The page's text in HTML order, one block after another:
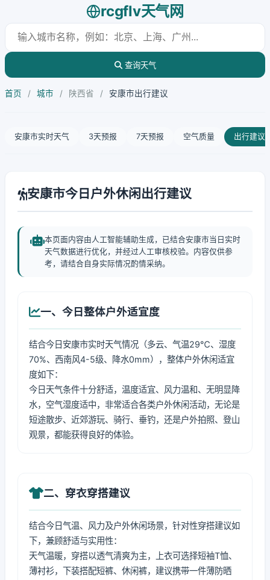
rcgflv天气网
查询天气
首页 / 城市 / 陕西省 / 安康市出行建议
安康市实时天气 3天预报 7天预报 空气质量 出行建议
安康市今日户外休闲出行建议
本页面内容由人工智能辅助生成，已结合安康市当日实时
天气数据进行优化，并经过人工审核校验。内容仅供参
考，请结合自身实际情况酌情采纳。
一、今日整体户外适宜度
结合今日安康市实时天气情况（多云、气温29℃、湿度
70%、西南风4-5级、降水0mm），整体户外休闲适宜
度如下：
今日天气条件十分舒适，温度适宜、风力温和、无明显降
水，空气湿度适中，非常适合各类户外休闲活动，无论是
短途散步、近郊游玩、骑行、垂钓，还是户外拍照、登山
观景，都能获得良好的体验。
二、穿衣穿搭建议
结合今日气温、风力及户外休闲场景，针对性穿搭建议如
下，兼顾舒适与实用性：
天气温暖，穿搭以透气清爽为主，上衣可选择短袖T恤、
薄衬衫，下装搭配短裤、休闲裤，建议携带一件薄防晒